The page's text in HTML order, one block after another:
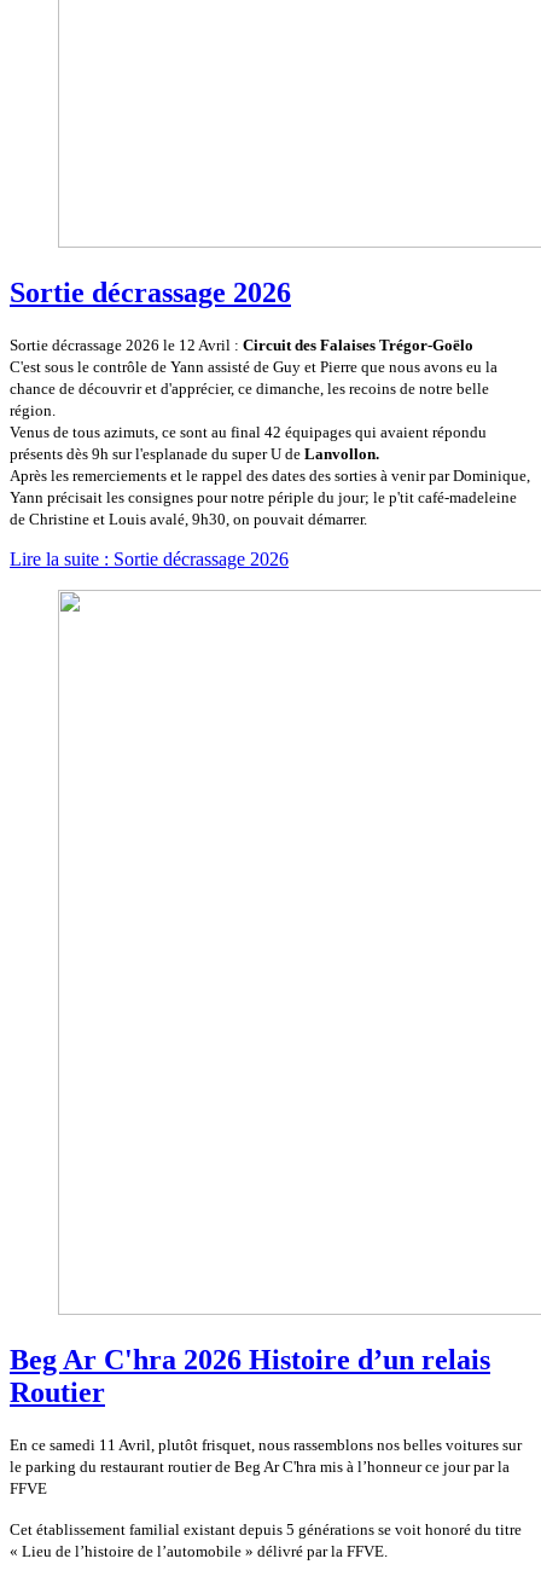
Sortie décrassage 2026
Sortie décrassage 2026 le 12 Avril : Circuit des Falaises Trégor-Goëlo
C'est sous le contrôle de Yann assisté de Guy et Pierre que nous avons eu la
chance de découvrir et d'apprécier, ce dimanche, les recoins de notre belle
région.
Venus de tous azimuts, ce sont au final 42 équipages qui avaient répondu
présents dès 9h sur l'esplanade du super U de Lanvollon.
Après les remerciements et le rappel des dates des sorties à venir par Dominique,
Yann précisait les consignes pour notre périple du jour; le p'tit café-madeleine
de Christine et Louis avalé, 9h30, on pouvait démarrer.
Lire la suite : Sortie décrassage 2026
Beg Ar C'hra 2026 Histoire d’un relais
Routier
En ce samedi 11 Avril, plutôt frisquet, nous rassemblons nos belles voitures sur
le parking du restaurant routier de Beg Ar C'hra mis à l’honneur ce jour par la
FFVE
Cet établissement familial existant depuis 5 générations se voit honoré du titre
« Lieu de l’histoire de l’automobile » délivré par la FFVE.